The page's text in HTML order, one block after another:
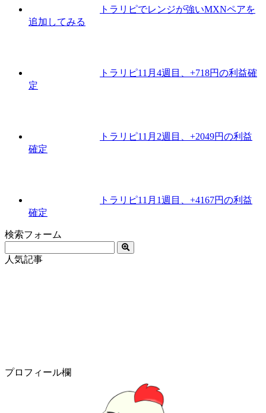
トラリピでレンジが強いMXNペアを
追加してみる
トラリピ11月4週目、+718円の利益確
定
トラリピ11月2週目、+2049円の利益
確定
トラリピ11月1週目、+4167円の利益
確定
検索フォーム
人気記事
プロフィール欄